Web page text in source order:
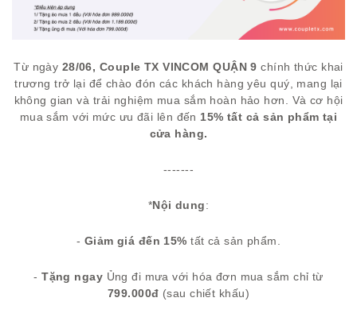
Từ ngày 28/06, Couple TX VINCOM QUẬN 9 chính thức khai
trương trở lại để chào đón các khách hàng yêu quý, mang lại
không gian và trải nghiệm mua sắm hoàn hảo hơn. Và cơ hội
mua sắm với mức ưu đãi lên đến 15% tất cả sản phẩm tại
cửa hàng.
-------
*Nội dung:
- Giảm giá đến 15% tất cả sản phẩm.
-Tặng ngay Ủng đi mưa với hóa đơn mua sắm chỉ từ
799.000đ (sau chiết khấu)